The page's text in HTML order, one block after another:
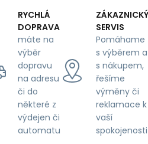
RYCHLÁ
DOPRAVA
máte na
výběr
dopravu
na adresu
či do
některé z
výdejen či
automatu
ZÁKAZNICKÝ
SERVIS
Pomáhame
s výběrem a
s nákupem,
řešíme
výměny či
reklamace k
vaší
spokojenosti